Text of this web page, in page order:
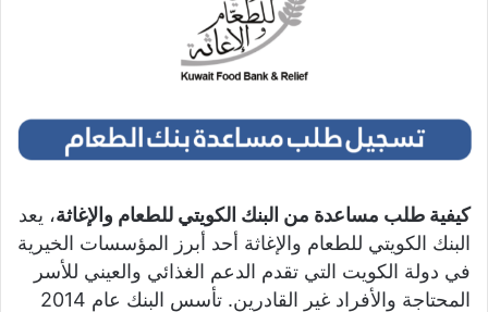
كيفية طلب مساعدة من البنك الكويتي للطعام والإغاثة، يعد
البنك الكويتي للطعام والإغاثة أحد أبرز المؤسسات الخيرية
في دولة الكويت التي تقدم الدعم الغذائي والعيني للأسر
المحتاجة والأفراد غير القادرين. تأسس البنك عام 2014